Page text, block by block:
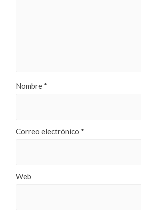
Nombre *
Correo electrónico *
Web